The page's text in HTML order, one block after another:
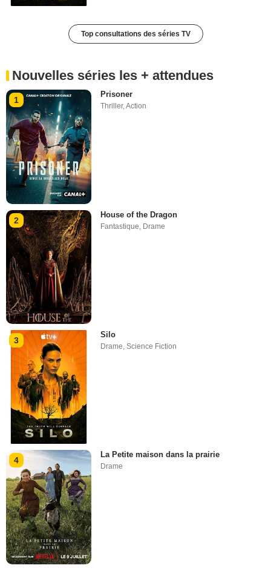
Top consultations des séries TV
Nouvelles séries les + attendues
1
Prisoner
Thriller,Action
2
House of the Dragon
Fantastique Drame
3
Silo
Drame,Science Fiction
4
La Petite maison dans la prairie
Drame